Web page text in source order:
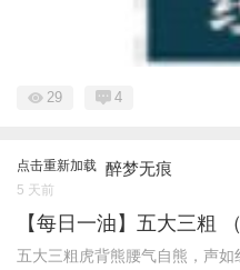
29 4
点击重新加载 醉梦无痕
5 天前
【每日一油】五大三粗
五大三粗虎背熊腰气自熊，声